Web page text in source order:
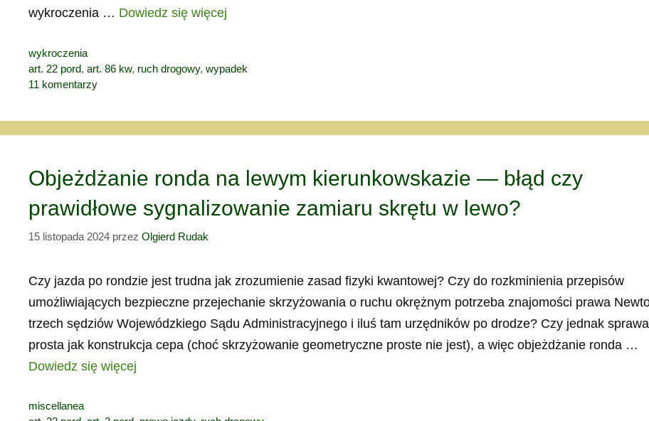
wykroczenia … Dowiedz się więcej
Kategorie
wykroczenia
Tagi
art. 22 pord, art. 86 kw, ruch drogowy, wypadek
11 komentarzy
Objeżdżanie ronda na lewym kierunkowskazie — błąd czy
prawidłowe sygnalizowanie zamiaru skrętu w lewo?
15 listopada 2024 przez Olgierd Rudak
Czy jazda po rondzie jest trudna jak zrozumienie zasad fizyki kwantowej? Czy do rozkminienia przepisów
umożliwiających bezpieczne przejechanie skrzyżowania o ruchu okrężnym potrzeba znajomości prawa
trzech sędziów Wojewódzkiego Sądu Administracyjnego i iluś tam urzędników po drodze? Czy jednak
prosta jak konstrukcja cepa (choć skrzyżowanie geometryczne proste nie jest), a więc objeżdżanie ronda …
Dowiedz się więcej
Kategorie
miscellanea